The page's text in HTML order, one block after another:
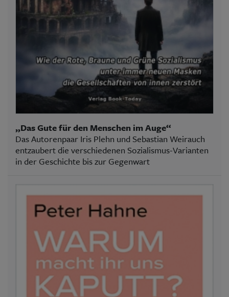
„Das Gute für den Menschen im Auge“
Das Autorenpaar Iris Plehn und Sebastian Weirauch
entzaubert die verschiedenen Sozialismus-Varianten
in der Geschichte bis zur Gegenwart